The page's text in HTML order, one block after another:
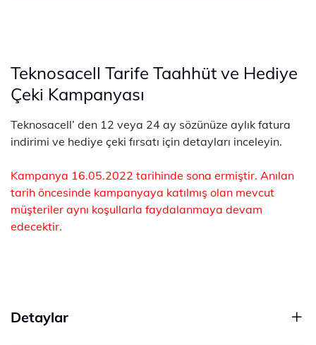
Teknosacell Tarife Taahhüt ve Hediye
Çeki Kampanyası
Teknosacell’ den 12 veya 24 ay sözünüze aylık fatura
indirimi ve hediye çeki fırsatı için detayları inceleyin.
Kampanya 16.05.2022 tarihinde sona ermiştir. Anılan
tarih öncesinde kampanyaya katılmış olan mevcut
müşteriler aynı koşullarla faydalanmaya devam
edecektir.
Detaylar